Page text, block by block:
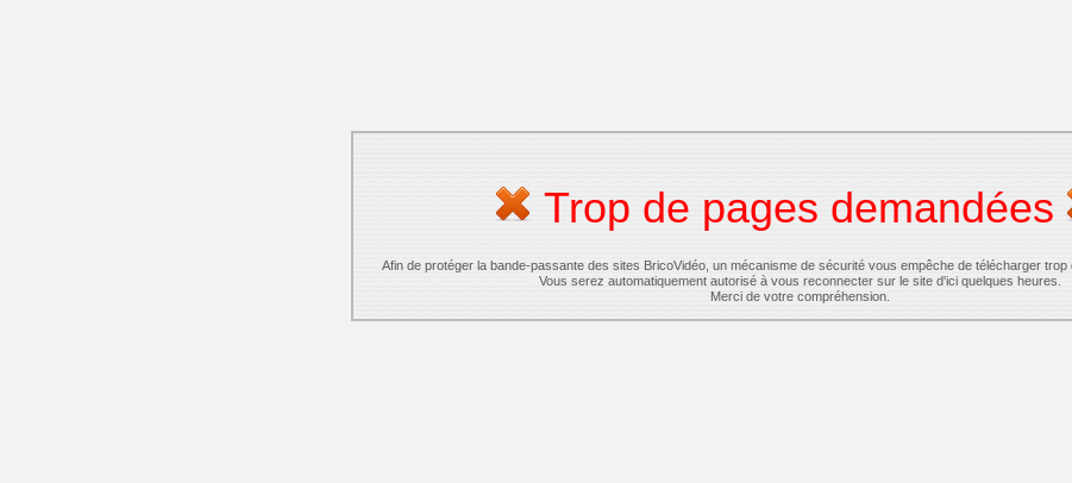
Trop de pages demandées
Afin de protéger la bande-passante des sites BricoVidéo, un mécanisme de sécurité vous empêche de télécharger
Vous serez automatiquement autorisé à vous reconnecter sur le site d'ici quelques heures.
Merci de votre compréhension.